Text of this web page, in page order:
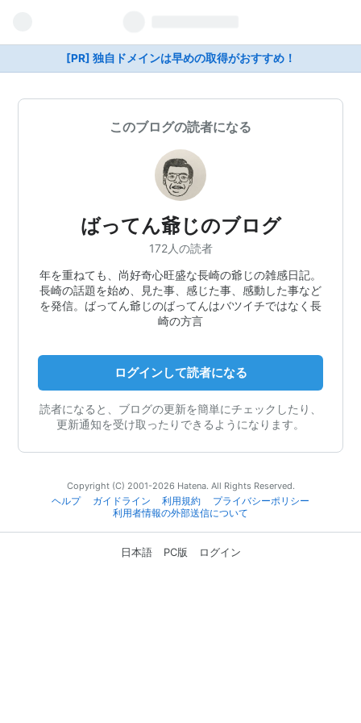
[PR] 独自ドメインは早めの取得がおすすめ！
このブログの読者になる
ばってん爺じのブログ
172人の読者
年を重ねても、尚好奇心旺盛な長崎の爺じの雑感日記。
長崎の話題を始め、見た事、感じた事、感動した事など
を発信。ばってん爺じのばってんはバツイチではなく長
崎の方言
ログインして読者になる
読者になると、ブログの更新を簡単にチェックしたり、
更新通知を受け取ったりできるようになります。
Copyright (C) 2001-2026 Hatena. All Rights Reserved.
ヘルプ
ガイドライン 利用規約
プライバシーポリシー
利用者情報の外部送信について
日本語 PC版 ログイン